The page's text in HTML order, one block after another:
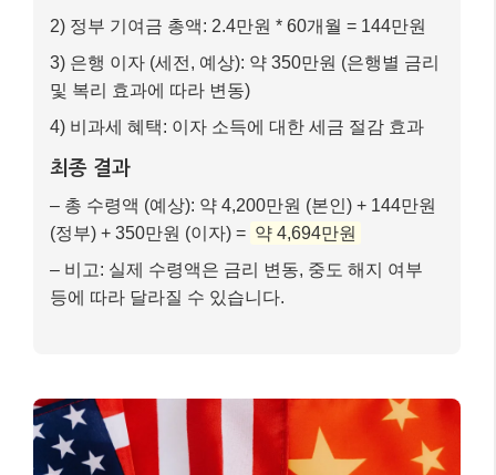
2) 정부 기여금 총액: 2.4만원 * 60개월 = 144만원
3) 은행 이자 (세전, 예상): 약 350만원 (은행별 금리
및 복리 효과에 따라 변동)
4) 비과세 혜택: 이자 소득에 대한 세금 절감 효과
최종 결과
– 총 수령액 (예상): 약 4,200만원 (본인) + 144만원
(정부) + 350만원 (이자) = 약 4,694만원
– 비고: 실제 수령액은 금리 변동, 중도 해지 여부
등에 따라 달라질 수 있습니다.